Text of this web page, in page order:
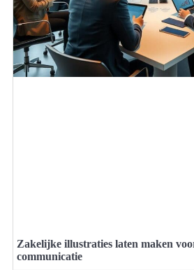
Zakelijke illustraties laten maken
communicatie